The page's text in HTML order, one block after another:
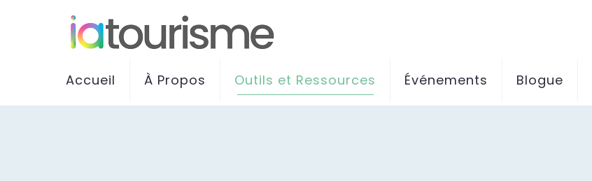
Accueil À Propos Outils et Ressources Événements Blogue